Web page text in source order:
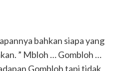
bahkan siapa yang
” Mbloh … Gombloh …
Gombloh tapi tidak